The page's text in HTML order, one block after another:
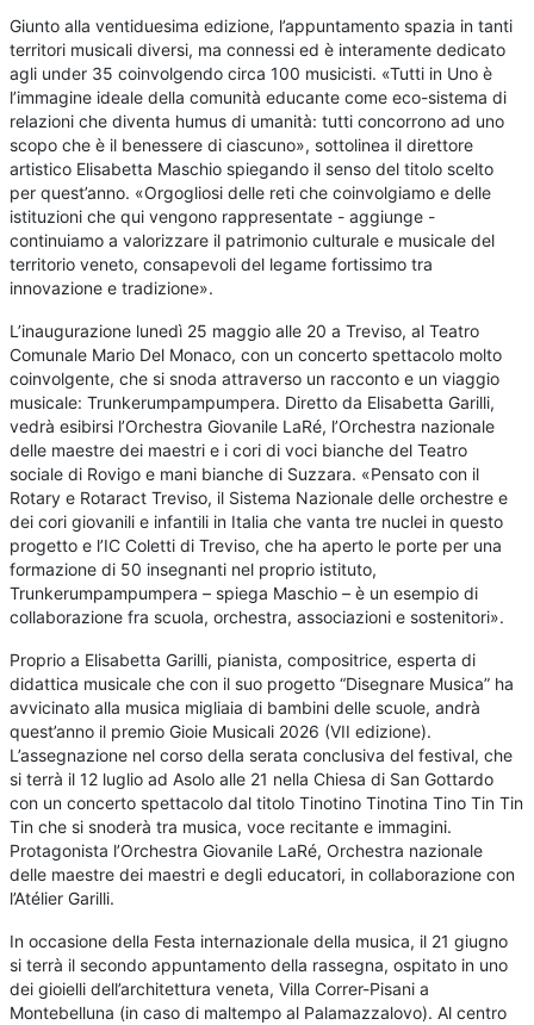
Giunto alla ventiduesima edizione, l’appuntamento spazia in tanti
territori musicali diversi, ma connessi ed è interamente dedicato
agli under 35 coinvolgendo circa 100 musicisti. «Tutti in Uno è
l’immagine ideale della comunità educante come eco-sistema di
relazioni che diventa humus di umanità: tutti concorrono ad uno
scopo che è il benessere di ciascuno», sottolinea il direttore
artistico Elisabetta Maschio spiegando il senso del titolo scelto
per quest’anno. «Orgogliosi delle reti che coinvolgiamo e delle
istituzioni che qui vengono rappresentate - aggiunge -
continuiamo a valorizzare il patrimonio culturale e musicale del
territorio veneto, consapevoli del legame fortissimo tra
innovazione e tradizione».
L’inaugurazione lunedì 25 maggio alle 20 a Treviso, al Teatro
Comunale Mario Del Monaco, con un concerto spettacolo molto
coinvolgente, che si snoda attraverso un racconto e un viaggio
musicale: Trunkerumpampumpera. Diretto da Elisabetta Garilli,
vedrà esibirsi l’Orchestra Giovanile LaRé, l’Orchestra nazionale
delle maestre dei maestri e i cori di voci bianche del Teatro
sociale di Rovigo e mani bianche di Suzzara. «Pensato con il
Rotary e Rotaract Treviso, il Sistema Nazionale delle orchestre e
dei cori giovanili e infantili in Italia che vanta tre nuclei in questo
progetto e l’IC Coletti di Treviso, che ha aperto le porte per una
formazione di 50 insegnanti nel proprio istituto,
Trunkerumpampumpera – spiega Maschio – è un esempio di
collaborazione fra scuola, orchestra, associazioni e sostenitori».
Proprio a Elisabetta Garilli, pianista, compositrice, esperta di
didattica musicale che con il suo progetto “Disegnare Musica” ha
avvicinato alla musica migliaia di bambini delle scuole, andrà
quest’anno il premio Gioie Musicali 2026 (VII edizione).
L’assegnazione nel corso della serata conclusiva del festival, che
si terrà il 12 luglio ad Asolo alle 21 nella Chiesa di San Gottardo
con un concerto spettacolo dal titolo Tinotino Tinotina Tino Tin Tin
Tin che si snoderà tra musica, voce recitante e immagini.
Protagonista l’Orchestra Giovanile LaRé, Orchestra nazionale
delle maestre dei maestri e degli educatori, in collaborazione con
l’Atélier Garilli.
In occasione della Festa internazionale della musica, il 21 giugno
si terrà il secondo appuntamento della rassegna, ospitato in uno
dei gioielli dell’architettura veneta, Villa Correr-Pisani a
Montebelluna (in caso di maltempo al Palamazzalovo). Al centro